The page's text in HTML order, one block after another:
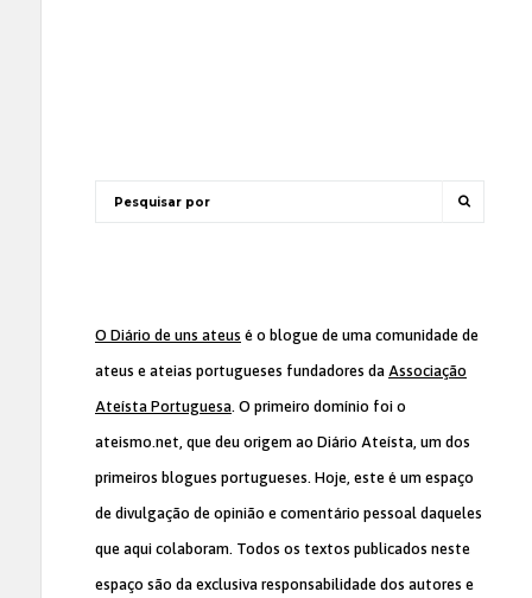
O Diário de uns ateus é o blogue de uma comunidade de
ateus e ateias portugueses fundadores da Associação
Ateísta Portuguesa. O primeiro domínio foi o
ateismo.net, que deu origem ao Diário Ateísta, um dos
primeiros blogues portugueses. Hoje, este é um espaço
de divulgação de opinião e comentário pessoal daqueles
que aqui colaboram. Todos os textos publicados neste
espaço são da exclusiva responsabilidade dos autores e